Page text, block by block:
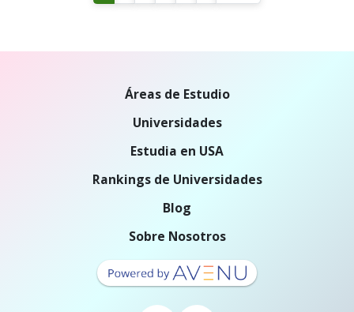
Áreas de Estudio
Universidades
Estudia en USA
Rankings de Universidades
Blog
Sobre Nosotros